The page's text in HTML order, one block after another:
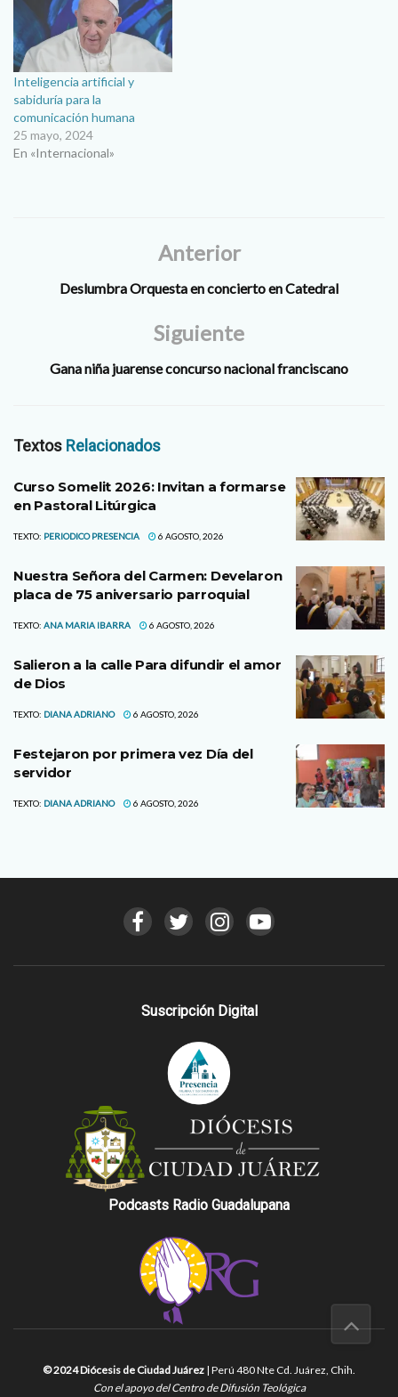
Inteligencia artificial y
sabiduría para la
comunicación humana
25 mayo, 2024
En «Internacional»
Anterior
Deslumbra Orquesta en concierto en Catedral
Siguiente
Gana niña juarense concurso nacional franciscano
Textos Relacionados
Curso Somelit 2026: Invitan a formarse
en Pastoral Litúrgica
TEXTO: PERIODICO PRESENCIA 6 AGOSTO, 2026
Nuestra Señora del Carmen: Develaron
placa de 75 aniversario parroquial
TEXTO: ANA MARIA IBARRA 6 AGOSTO, 2026
Salieron a la calle Para difundir el amor
de Dios
TEXTO: DIANA ADRIANO 6 AGOSTO, 2026
Festejaron por primera vez Día del
servidor
TEXTO: DIANA ADRIANO 6 AGOSTO, 2026
Suscripción Digital
Podcasts Radio Guadalupana
© 2024 Diócesis de Ciudad Juárez | Perú 480 Nte Cd. Juárez, Chih.
Con el apoyo del Centro de Difusión Teológica